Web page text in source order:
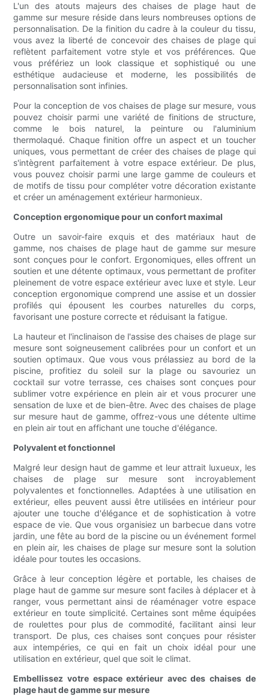
L'un des atouts majeurs des chaises de plage haut de
gamme sur mesure réside dans leurs nombreuses options de
personnalisation. De la finition du cadre à la couleur du tissu,
vous avez la liberté de concevoir des chaises de plage qui
reflètent parfaitement votre style et vos préférences. Que
vous préfériez un look classique et sophistiqué ou une
esthétique audacieuse et moderne, les possibilités de
personnalisation sont infinies.
Pour la conception de vos chaises de plage sur mesure, vous
pouvez choisir parmi une variété de finitions de structure,
comme le bois naturel, la peinture ou l'aluminium
thermolaqué. Chaque finition offre un aspect et un toucher
uniques, vous permettant de créer des chaises de plage qui
s'intègrent parfaitement à votre espace extérieur. De plus,
vous pouvez choisir parmi une large gamme de couleurs et
de motifs de tissu pour compléter votre décoration existante
et créer un aménagement extérieur harmonieux.
Conception ergonomique pour un confort maximal
Outre un savoir-faire exquis et des matériaux haut de
gamme, nos chaises de plage haut de gamme sur mesure
sont conçues pour le confort. Ergonomiques, elles offrent un
soutien et une détente optimaux, vous permettant de profiter
pleinement de votre espace extérieur avec luxe et style. Leur
conception ergonomique comprend une assise et un dossier
profilés qui épousent les courbes naturelles du corps,
favorisant une posture correcte et réduisant la fatigue.
La hauteur et l'inclinaison de l'assise des chaises de plage sur
mesure sont soigneusement calibrées pour un confort et un
soutien optimaux. Que vous vous prélassiez au bord de la
piscine, profitiez du soleil sur la plage ou savouriez un
cocktail sur votre terrasse, ces chaises sont conçues pour
sublimer votre expérience en plein air et vous procurer une
sensation de luxe et de bien-être. Avec des chaises de plage
sur mesure haut de gamme, offrez-vous une détente ultime
en plein air tout en affichant une touche d'élégance.
Polyvalent et fonctionnel
Malgré leur design haut de gamme et leur attrait luxueux, les
chaises de plage sur mesure sont incroyablement
polyvalentes et fonctionnelles. Adaptées à une utilisation en
extérieur, elles peuvent aussi être utilisées en intérieur pour
ajouter une touche d'élégance et de sophistication à votre
espace de vie. Que vous organisiez un barbecue dans votre
jardin, une fête au bord de la piscine ou un événement formel
en plein air, les chaises de plage sur mesure sont la solution
idéale pour toutes les occasions.
Grâce à leur conception légère et portable, les chaises de
plage haut de gamme sur mesure sont faciles à déplacer et à
ranger, vous permettant ainsi de réaménager votre espace
extérieur en toute simplicité. Certaines sont même équipées
de roulettes pour plus de commodité, facilitant ainsi leur
transport. De plus, ces chaises sont conçues pour résister
aux intempéries, ce qui en fait un choix idéal pour une
utilisation en extérieur, quel que soit le climat.
Embellissez votre espace extérieur avec des chaises de
plage haut de gamme sur mesure